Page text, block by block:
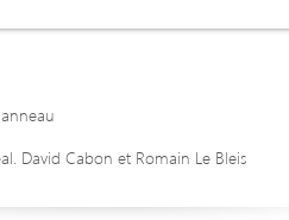
David Cabon et Romain Le Bleis